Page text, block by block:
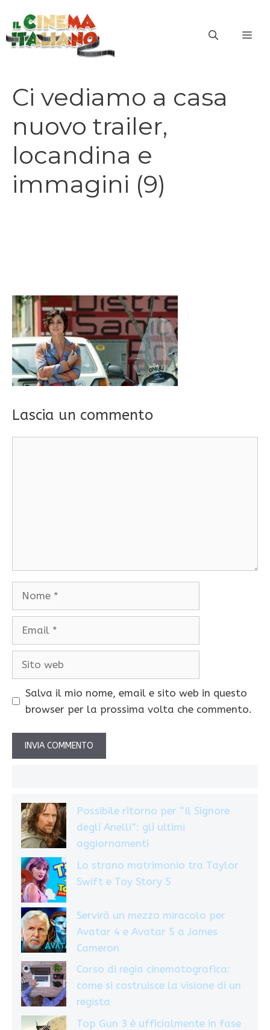
contenuto
Ci vediamo a casa
nuovo trailer,
locandina e
immagini (9)
Lascia un commento
Salva il mio nome, email e sito web in questo
browser per la prossima volta che commento.
Possibile ritorno per “Il Signore
degli Anelli”: gli ultimi
aggiornamenti
Lo strano matrimonio tra Taylor
Swift e Toy Story 5
Servirà un mezzo miracolo per
Avatar 4 e Avatar 5 a James
Cameron
Corso di regia cinematografica:
come si costruisce la visione di un
regista
Top Gun 3 è ufficialmente in fase